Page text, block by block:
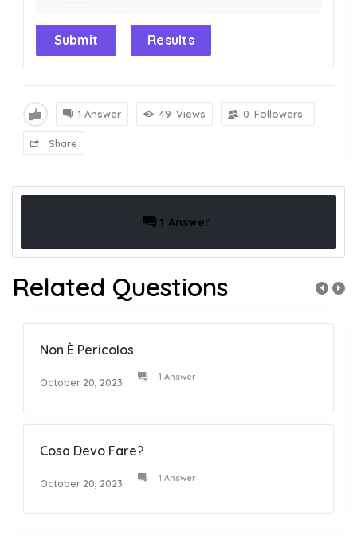
Submit Results
1 Answer 49 Views 0 Followers
Share
1 Answer
Related Questions
Non È Pericolos
October 20, 2023 1 Answer
Cosa Devo Fare?
October 20, 2023 1 Answer